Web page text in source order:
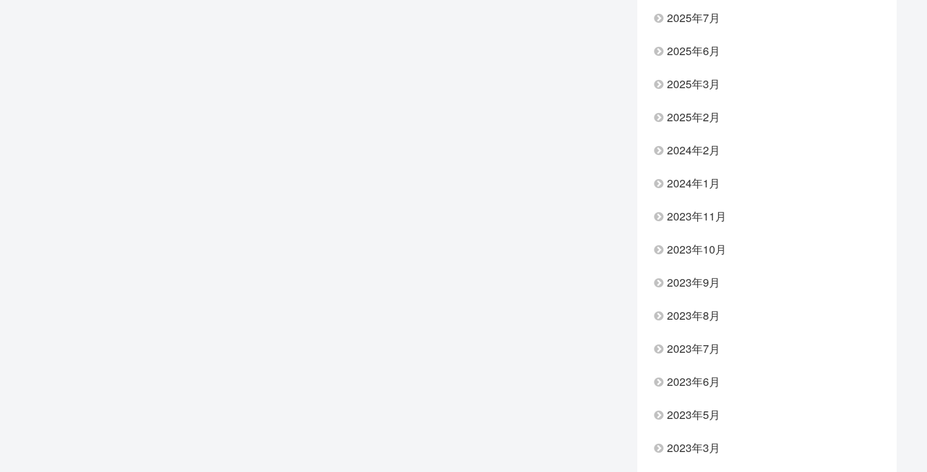
2025年7月
2025年6月
2025年3月
2025年2月
2024年2月
2024年1月
2023年11月
2023年10月
2023年9月
2023年8月
2023年7月
2023年6月
2023年5月
2023年3月